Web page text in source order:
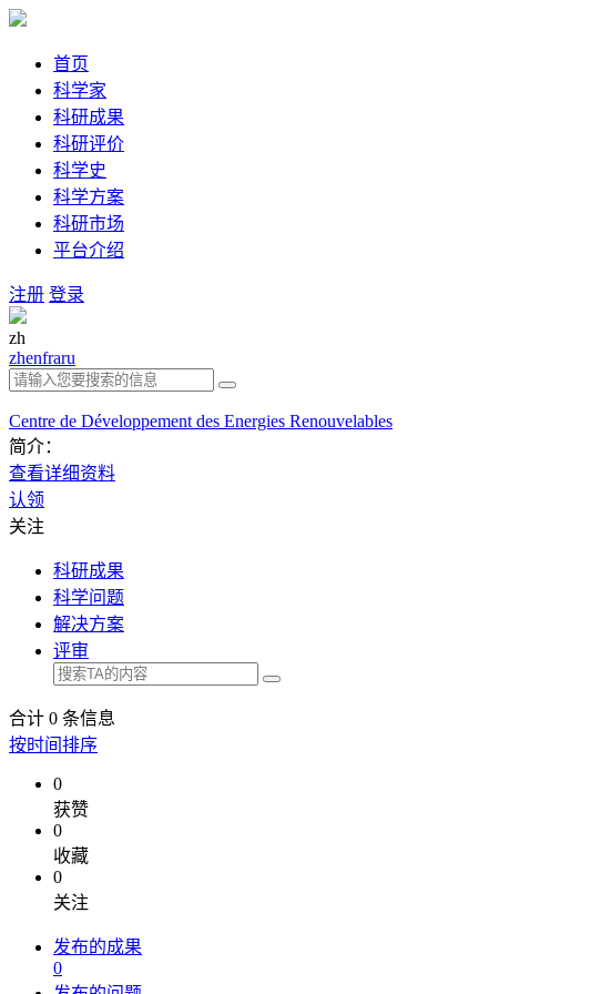
首页
科学家
科研成果
科研评价
科学史
科学方案
科研市场
平台介绍
注册 登录
zh
zhenfraru
Centre de Développement des Energies Renouvelables
简介：
查看详细资料
认领
关注
科研成果
科学问题
解决方案
评审
合计 0 条信息
按时间排序
0
获赞
0
收藏
0
关注
发布的成果
0